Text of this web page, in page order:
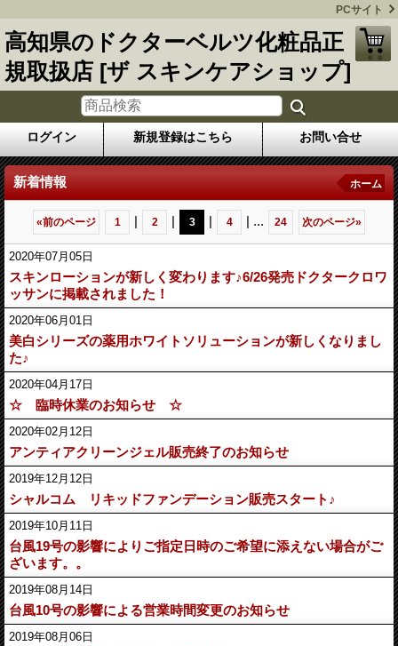
PCサイト
高知県のドクターベルツ化粧品正
規取扱店 [ザ スキンケアショップ]
ログイン 新規登録はこちら お問い合せ
新着情報 ホーム
«前のページ 1 | 2 | 3 | 4 | ... 24 次のページ»
2020年07月05日
スキンローションが新しく変わります♪6/26発売ドクタークロワ
ッサンに掲載されました！
2020年06月01日
美白シリーズの薬用ホワイトソリューションが新しくなりまし
た♪
2020年04月17日
☆ 臨時休業のお知らせ ☆
2020年02月12日
アンティアクリーンジェル販売終了のお知らせ
2019年12月12日
シャルコム リキッドファンデーション販売スタート♪
2019年10月11日
台風19号の影響によりご指定日時のご希望に添えない場合がご
ざいます。。
2019年08月14日
台風10号の影響による営業時間変更のお知らせ
2019年08月06日